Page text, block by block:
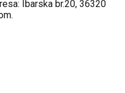
Ibarska br.20, 36320
.